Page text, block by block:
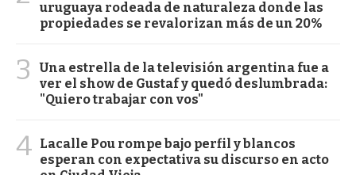
uruguaya rodeada de naturaleza donde las
propiedades se revalorizan más de un 20%
3
Una estrella de la televisión argentina fue a
ver el show de Gustaf y quedó deslumbrada:
"Quiero trabajar con vos"
4 Lacalle Pou rompe bajo perfil y blancos
esperan con expectativa su discurso en acto